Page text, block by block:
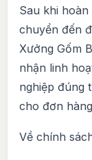
Sau khi
chuyển đến
Xưởng Gốm
nhận linh
nghiệp đúng
cho đơn
Về chính